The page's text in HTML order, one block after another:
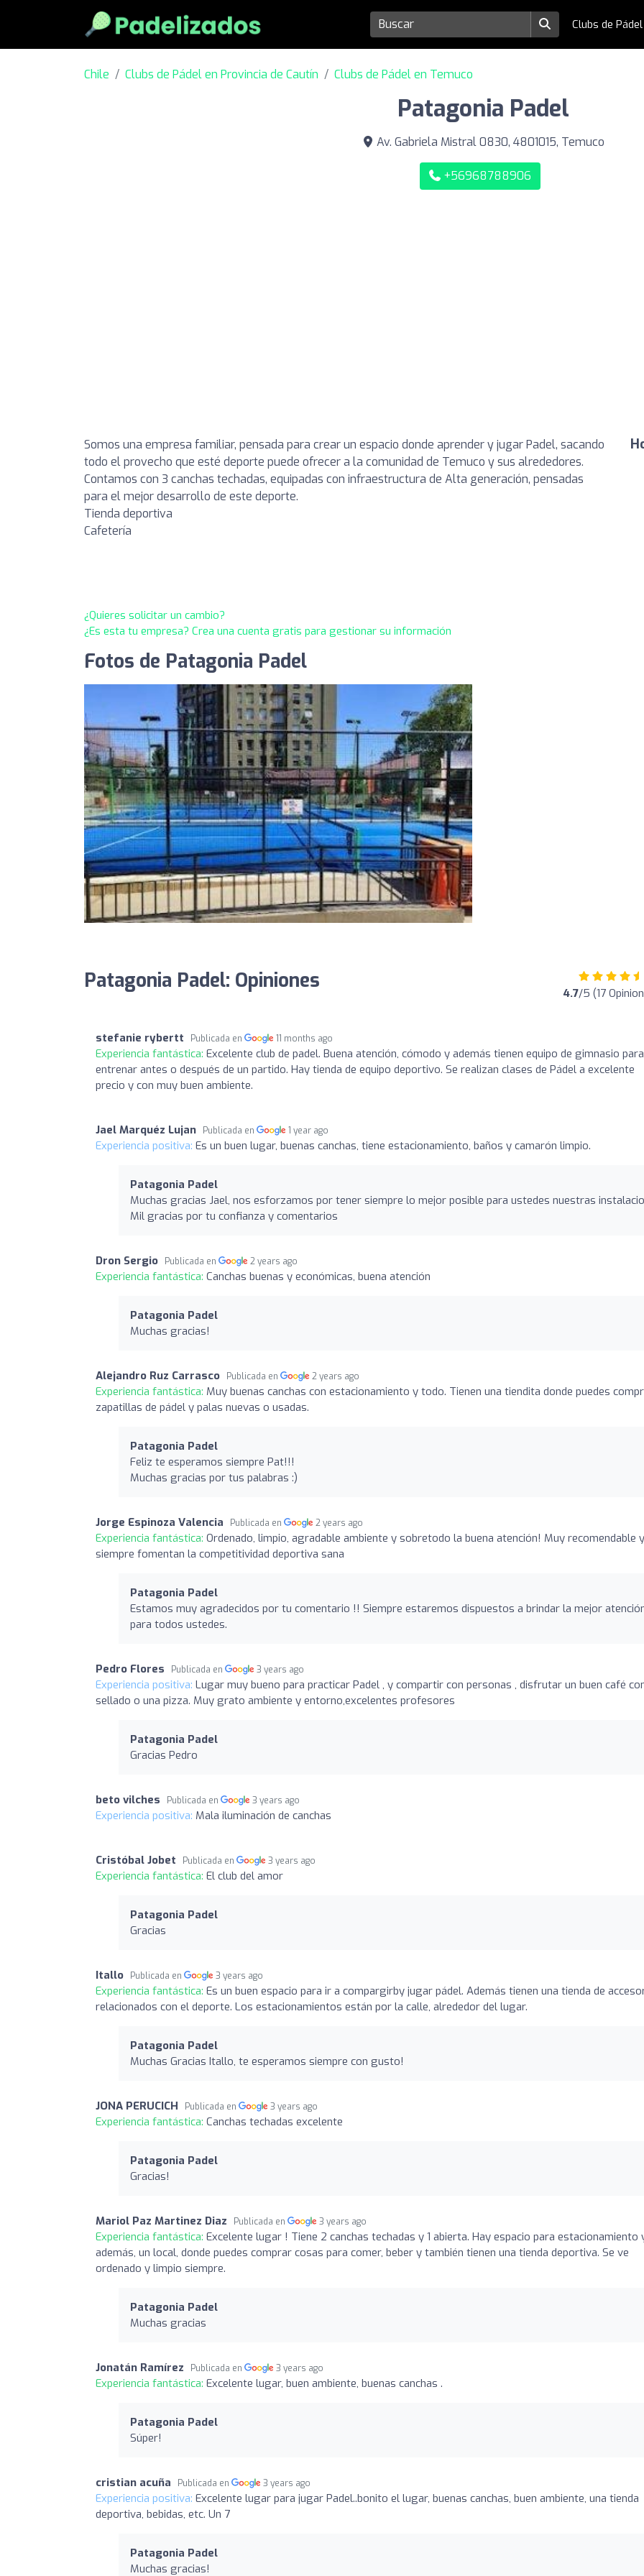
Clubs de
Chile Clubs de Pádel en Provincia de Cautín Clubs de Pádel en Temuco
Patagonia Padel
Av. Gabriela Mistral 0830, 4801015, Temuco
+56968788906
Somos una empresa familiar, pensada para crear un espacio donde aprender y jugar Padel, sacando
todo el provecho que esté deporte puede ofrecer a la comunidad de Temuco y sus alrededores.
Contamos con 3 canchas techadas, equipadas con infraestructura de Alta generación, pensadas
para el mejor desarrollo de este deporte.
Tienda deportiva
Cafetería
¿Quieres solicitar un cambio?
¿Es esta tu empresa? Crea una cuenta gratis para gestionar su información
Fotos de Patagonia Padel
Patagonia Padel: Opiniones 4.7/5 (17
stefanie rybertt Publicada en 11 months ago
Experiencia fantástica: Excelente club de padel. Buena atención, cómodo y además tienen equipo de gimnasio para
entrenar antes o después de un partido. Hay tienda de equipo deportivo. Se realizan clases de Pádel a excelente
precio y con muy buen ambiente.
Jael Marquéz Lujan Publicada en 1 year ago
Experiencia positiva: Es un buen lugar, buenas canchas, tiene estacionamiento, baños y camarón limpio.
Patagonia Padel
Muchas gracias Jael, nos esforzamos por tener siempre lo mejor posible para ustedes nuestras
Mil gracias por tu confianza y comentarios
Dron Sergio Publicada en 2 years ago
Experiencia fantástica: Canchas buenas y económicas, buena atención
Patagonia Padel
Muchas gracias!
Alejandro Ruz Carrasco Publicada en 2 years ago
Experiencia fantástica: Muy buenas canchas con estacionamiento y todo. Tienen una tiendita donde puedes
zapatillas de pádel y palas nuevas o usadas.
Patagonia Padel
Feliz te esperamos siempre Pat!!!
Muchas gracias por tus palabras :)
Jorge Espinoza Valencia Publicada en 2 years ago
Experiencia fantástica: Ordenado, limpio, agradable ambiente y sobretodo la buena atención! Muy recomendable y
siempre fomentan la competitividad deportiva sana
Patagonia Padel
Estamos muy agradecidos por tu comentario !! Siempre estaremos dispuestos a brindar la mejor
para todos ustedes.
Pedro Flores Publicada en 3 years ago
Experiencia positiva: Lugar muy bueno para practicar Padel , y compartir con personas , disfrutar un buen café
sellado o una pizza. Muy grato ambiente y entorno,excelentes profesores
Patagonia Padel
Gracias Pedro
beto vilches Publicada en 3 years ago
Experiencia positiva: Mala iluminación de canchas
Cristóbal Jobet Publicada en 3 years ago
Experiencia fantástica: El club del amor
Patagonia Padel
Gracias
Itallo Publicada en 3 years ago
Experiencia fantástica: Es un buen espacio para ir a compargirby jugar pádel. Además tienen una tienda de
relacionados con el deporte. Los estacionamientos están por la calle, alrededor del lugar.
Patagonia Padel
Muchas Gracias Itallo, te esperamos siempre con gusto!
JONA PERUCICH Publicada en 3 years ago
Experiencia fantástica: Canchas techadas excelente
Patagonia Padel
Gracias!
Mariol Paz Martinez Diaz Publicada en 3 years ago
Experiencia fantástica: Excelente lugar ! Tiene 2 canchas techadas y 1 abierta. Hay espacio para estacionamiento
además, un local, donde puedes comprar cosas para comer, beber y también tienen una tienda deportiva. Se ve
ordenado y limpio siempre.
Patagonia Padel
Muchas gracias
Jonatán Ramírez Publicada en 3 years ago
Experiencia fantástica: Excelente lugar, buen ambiente, buenas canchas .
Patagonia Padel
Súper!
cristian acuña Publicada en 3 years ago
Experiencia positiva: Excelente lugar para jugar Padel..bonito el lugar, buenas canchas, buen ambiente, una tienda
deportiva, bebidas, etc. Un 7
Patagonia Padel
Muchas gracias!